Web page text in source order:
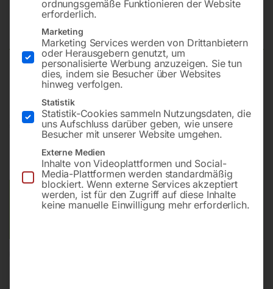
Kompressor PROFI-LINE ‘SILENT’
im Paket 1
4.320,00
inkl. MwSt. Kostenloser Versand
Lieferzeit:ca. 2 - 3 Tage
Versandkosten Standard (Österreich):€0,00
Bitte beachten Sie: Die Versandkosten gelten für Österreich.
ordnungsgemäße Funktionieren der Website
erforderlich.
Marketing
Marketing Services werden von Drittanbietern
oder Herausgebern genutzt, um
personalisierte Werbung anzuzeigen. Sie tun
dies, indem sie Besucher über Websites
hinweg verfolgen.
Statistik
Statistik-Cookies sammeln Nutzungsdaten, die
uns Aufschluss darüber geben, wie unsere
Besucher mit unserer Website umgehen.
Externe Medien
Inhalte von Videoplattformen und Social-
Media-Plattformen werden standardmäßig
blockiert. Wenn externe Services akzeptiert
werden, ist für den Zugriff auf diese Inhalte
keine manuelle Einwilligung mehr erforderlich.